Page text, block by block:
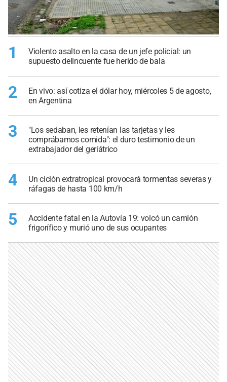
1
Violento asalto en la casa de un jefe policial: un
supuesto delincuente fue herido de bala
2
En vivo: así cotiza el dólar hoy, miércoles 5 de agosto,
en Argentina
3
"Los sedaban, les retenían las tarjetas y les
comprábamos comida": el duro testimonio de un
extrabajador del geriátrico
4
Un ciclón extratropical provocará tormentas severas y
ráfagas de hasta 100 km/h
5
Accidente fatal en la Autovía 19: volcó un camión
frigorífico y murió uno de sus ocupantes